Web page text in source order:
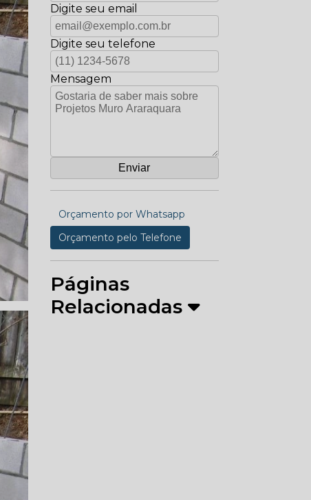
Digite seu email
Digite seu telefone
Mensagem
Orçamento por Whatsapp
Orçamento pelo Telefone
Páginas
Relacionadas